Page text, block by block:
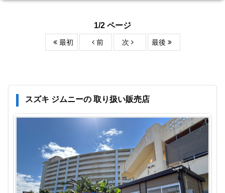
1/2 ページ
最初 前 次 最後
スズキ ジムニーの 取り扱い販売店